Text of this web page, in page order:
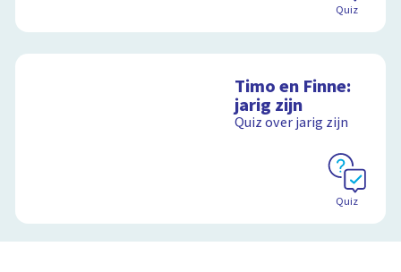
Quiz
Timo en Finne:
jarig zijn
Quiz over jarig zijn
Quiz